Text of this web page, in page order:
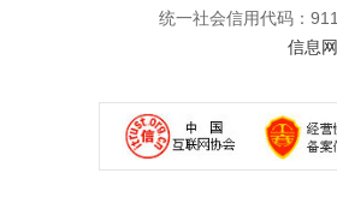
统一社会信用代码：
信息